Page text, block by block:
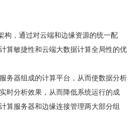
构，通过对云端和边缘资源的统一配
算敏捷性和云端大数据计算全局性的优
务器组成的计算平台，从而使数据分析
时分析效果，从而降低系统运行的成
算服务器和边缘连接管理两大部分组